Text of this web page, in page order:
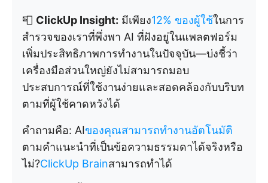
📮 ClickUp Insight: มีเพียง12% ของผู้ใช้ในการ
สำรวจของเราที่พึ่งพา AI ที่ฝังอยู่ในแพลตฟอร์ม
เพิ่มประสิทธิภาพการทำงานในปัจจุบัน—บ่งชี้ว่า
เครื่องมือส่วนใหญ่ยังไม่สามารถมอบ
ประสบการณ์ที่ใช้งานง่ายและสอดคล้องกับบริบท
ตามที่ผู้ใช้คาดหวังได้
คำถามคือ: AIของคุณสามารถทำงานอัตโนมัติ
ตามคำแนะนำที่เป็นข้อความธรรมดาได้จริงหรือ
ไม่?ClickUp Brainสามารถทำได้